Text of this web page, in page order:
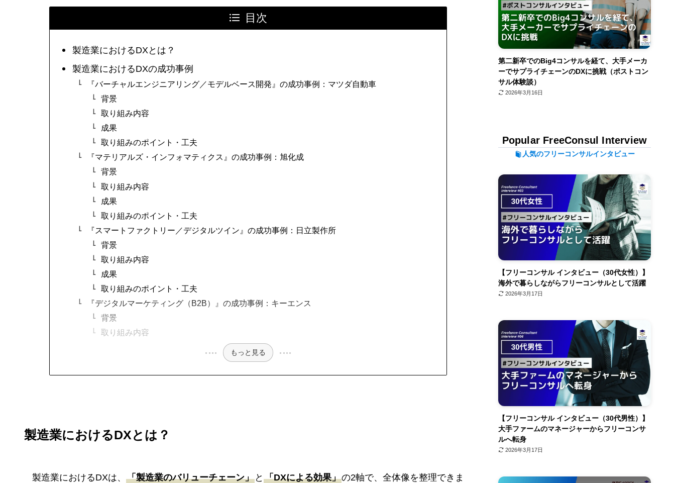
目次
製造業におけるDXとは？
製造業におけるDXの成功事例
『バーチャルエンジニアリング／モデルベース開発』の成功事例：マツダ自動車
背景
取り組み内容
成果
取り組みのポイント・工夫
『マテリアルズ・インフォマティクス』の成功事例：旭化成
背景
取り組み内容
成果
取り組みのポイント・工夫
『スマートファクトリー／デジタルツイン』の成功事例：日立製作所
背景
取り組み内容
成果
取り組みのポイント・工夫
『デジタルマーケティング（B2B）』の成功事例：キーエンス
背景
取り組み内容
もっと見る
製造業におけるDXとは？
製造業におけるDXは、 「製造業のバリューチェーン」 と 「DXによる効果」の2軸で、全体像を整理できま
第二新卒でのBig4コンサルを経て、大手メーカ
ーでサプライチェーンのDXに挑戦（ポストコン
サル体験談）
2026年3月16日
Popular FreeConsul Interview
人気のフリーコンサルインタビュー
【フリーコンサル インタビュー（30代女性）】
海外で暮らしながらフリーコンサルとして活躍
2026年3月17日
【フリーコンサル インタビュー（30代男性）】
大手ファームのマネージャーからフリーコンサ
ルへ転身
2026年3月17日